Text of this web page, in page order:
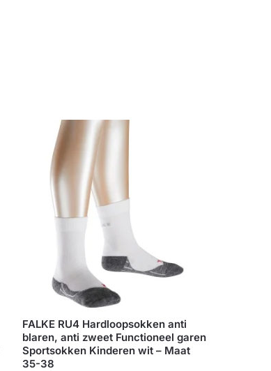
FALKE RU4 Hardloopsokken anti
blaren, anti zweet Functioneel garen
Sportsokken Kinderen wit – Maat
35-38